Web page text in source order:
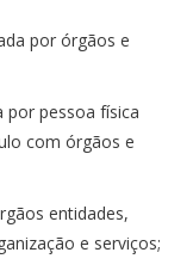
por órgãos e
pessoa física
com órgãos e
entidades,
e serviços;